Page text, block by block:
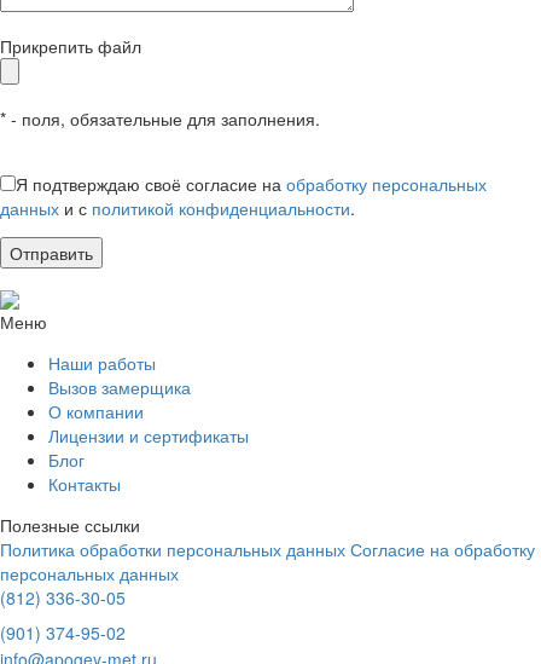
Прикрепить файл
* - поля, обязательные для заполнения.
Я подтверждаю своё согласие на обработку персональных
данных и с политикой конфиденциальности.
Меню
Наши работы
Вызов замерщика
О компании
Лицензии и сертификаты
Блог
Контакты
Полезные ссылки
Политика обработки персональных данных Согласие на обработку
персональных данных
(812) 336-30-05
(901) 374-95-02